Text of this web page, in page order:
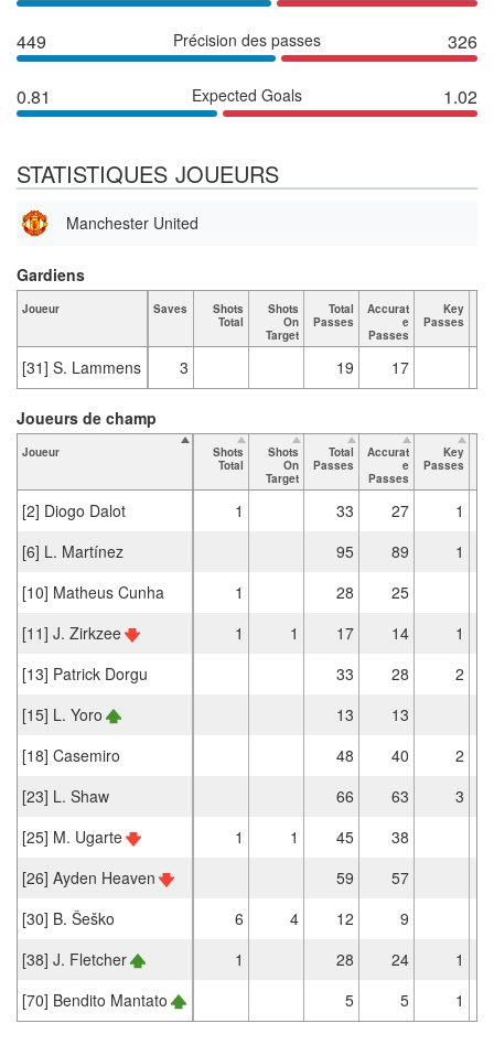
449 Précision des passes 326
0.81 Expected Goals 1.02
STATISTIQUES JOUEURS
Manchester United
Joueur Saves
Shots
Total
Shots
On
Target
Total
Passes
Accurat
e
Passes
Key
Passes
[31] S. Lammens 3 19 17
Gardiens
Joueur
Shots
Total
Shots
On
Target
Total
Passes
Accurat
e
Passes
Key
Passes
[2] Diogo Dalot 1 33 27
1
[6] L. Martínez
95 89
1
[10] Matheus Cunha
1 28
25
[11] J. Zirkzee
1 1 17 14
1
[13] Patrick Dorgu
33 28
2
[15] L. Yoro
13
13
[18] Casemiro
48 40
2
[23] L. Shaw
66 63
3
[25] M. Ugarte
1 1 45
38
[26] Ayden Heaven
59
57
[30] B. Šeško
6 4 12
9
[38] J. Fletcher
1 28 24
1
[70] Bendito Mantato
5 5 1
Joueurs de champ